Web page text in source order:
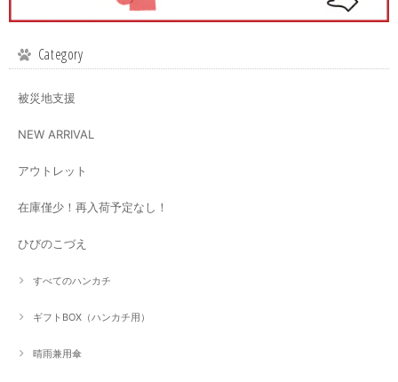
Category
被災地支援
NEW ARRIVAL
アウトレット
在庫僅少！再入荷予定なし！
ひびのこづえ
すべてのハンカチ
ギフトBOX（ハンカチ用）
晴雨兼用傘